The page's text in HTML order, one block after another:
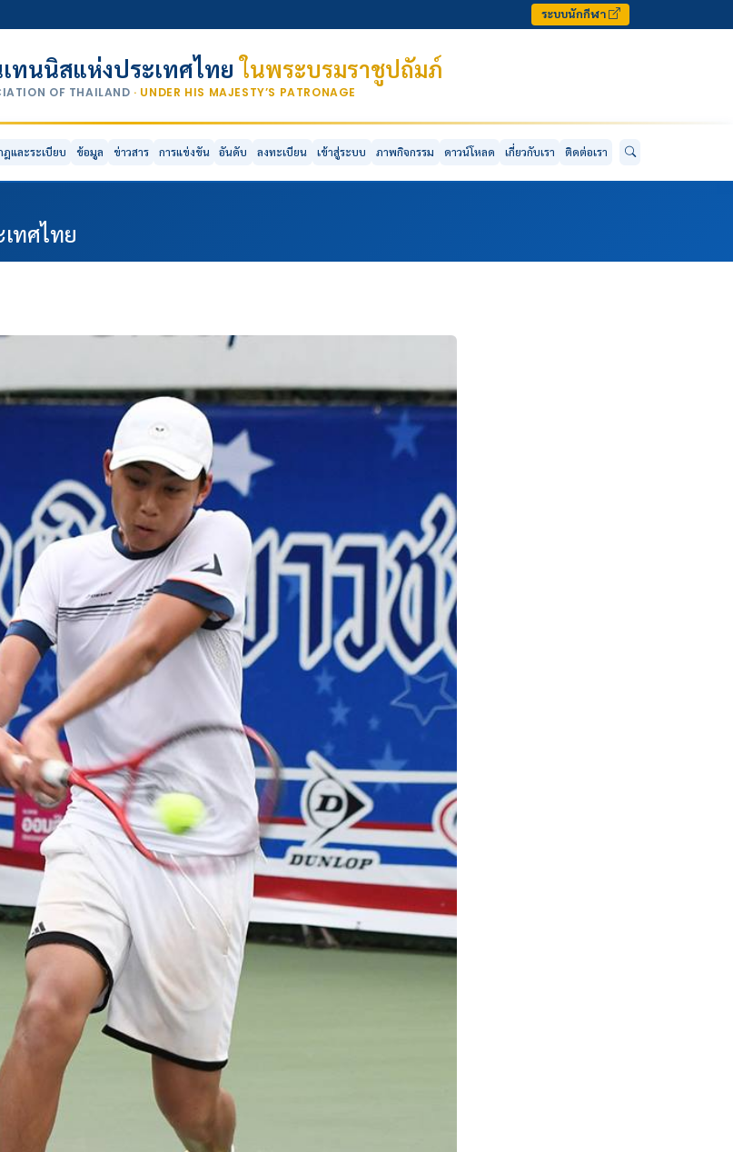
ระบบนักกีฬา
ทนนิสแห่งประเทศไทยในพระบรมราชูปถัมภ์
OF THAILAND · UNDER HIS MAJESTY’S PATRONAGE
ฎและระเบียบ ข้อมูล ข่าวสาร การแข่งขัน อันดับ ลงทะเบียน เข้าสู่ระบบ ภาพกิจกรรม ดาวน์โหลด เกี่ยวกับเรา ติดต่อเรา
ทศไทย